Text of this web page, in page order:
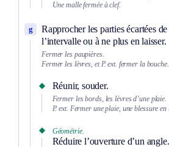
Une malle fermée à clef.
Rapprocher les parties écartées
l’intervalle ou à ne plus en laisser.
g
Fermer les paupières.
Fermer les lèvres, etP. ext. fermer la bouche.
Réunir, souder.
Fermer les bords, les lèvres d’une plaie.
P. ext. Fermer une plaie, une blessure en
Géométrie.
Réduire l’ouverture d’un angle.